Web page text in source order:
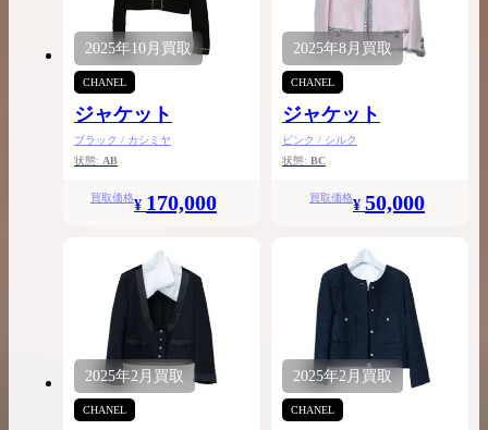
2025年10月 買取
CHANEL
ジャケット
ブラック / カシミヤ
状態: AB
買取価格¥ 170,000
2025年8月 買取
CHANEL
ジャケット
ピンク / シルク
状態: BC
買取価格¥ 50,000
2025年2月 買取
CHANEL
2025年2月 買取
CHANEL